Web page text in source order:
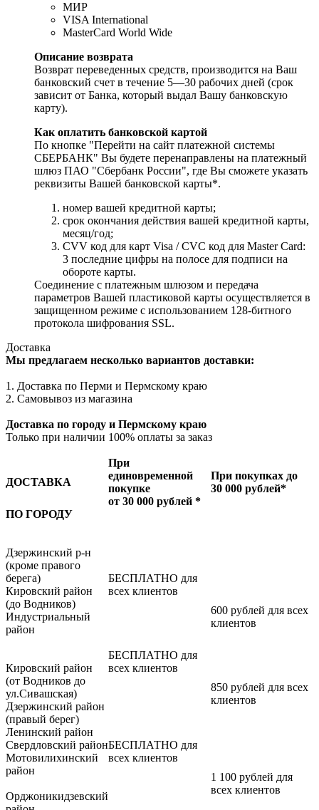
МИР
VISA International
MasterCard World Wide
Описание возврата
Возврат переведенных средств, производится на Ваш
банковский счет в течение 5—30 рабочих дней (срок
зависит от Банка, который выдал Вашу банковскую
карту).
Как оплатить банковской картой
По кнопке "Перейти на сайт платежной системы
СБЕРБАНК" Вы будете перенаправлены на платежный
шлюз ПАО "Сбербанк России", где Вы сможете указать
реквизиты Вашей банковской карты*.
номер вашей кредитной карты;
cрок окончания действия вашей кредитной карты,
месяц/год;
CVV код для карт Visa / CVC код для Master Card:
3 последние цифры на полосе для подписи на
обороте карты.
Соединение с платежным шлюзом и передача
параметров Вашей пластиковой карты осуществляется в
защищенном режиме с использованием 128-битного
протокола шифрования SSL.
Доставка
Мы предлагаем несколько вариантов доставки:
1. Доставка по Перми и Пермскому краю
2. Самовывоз из магазина
Доставка по городу и Пермскому краю
Только при наличии 100% оплаты за заказ
ДОСТАВКА
При
единовременной
покупке
от 30 000 рублей *
При покупках до
30 000 рублей*
ПО ГОРОДУ
Дзержинский р-н
(кроме правого
берега)
Кировский район
(до Водников)
Индустриальный
район
Кировский район
(от Водников до
ул.Сивашская)
Дзержинский район
(правый берег)
Ленинский район
Свердловский район
Мотовилихинский
район
Орджоникидзевский
БЕСПЛАТНО для
всех клиентов
БЕСПЛАТНО для
всех клиентов
БЕСПЛАТНО для
всех клиентов
600 рублей для всех
клиентов
850 рублей для всех
клиентов
1 100 рублей для
всех клиентов